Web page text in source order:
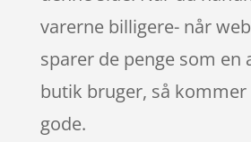
varerne billigere- når
sparer de penge som en
butik bruger, så
gode.